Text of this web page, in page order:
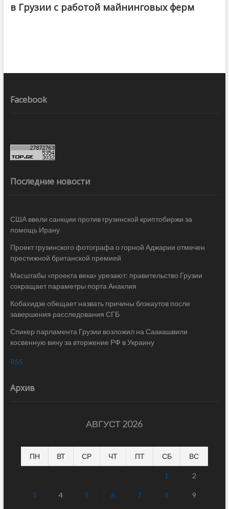
в Грузии с работой майнинговых ферм
Facebook
Последние новости
США ввели санкции против грузинской криптобиржи за
помощь Ирану
Проект грузинского фотографа о горной Аджарии отмечен
престижной британской премией
Масштабы «проекта века» урезают: правительство Грузии
сокращает параметры порта Анаклия
Кобахидзе обещает назвать причины блэкаутов после
завершения расследования СГБ
Спикер парламента Грузии возложил на Саакашвили
косвенную вину за вторжение РФ в Украину
RSS
Архив
АВГУСТ 2026
ПН ВТ СР ЧТ ПТ СБ ВС
1 2
3 4 5 6 7 8 9